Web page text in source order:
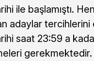
ile başlamıştı.
adaylar tercihlerini
saat 23:59 a
gerekmektedir.